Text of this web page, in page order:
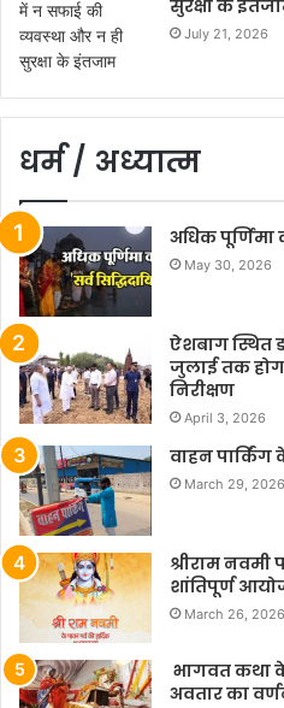
सुरक्षा के
July 21, 2026
धर्म / अध्यात्म
अधिक पूर्णिमा
May 30, 2026
ऐशबाग स्थित
जुलाई तक
निरीक्षण
April 3, 2026
वाहन
March 29, 2026
श्रीराम
शांतिपूर्ण
March 26, 2026
भागवत कथा
अवतार का